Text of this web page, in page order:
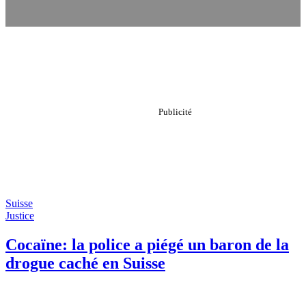
Suisse
Justice
Cocaïne: la police a piégé un baron de la
drogue caché en Suisse